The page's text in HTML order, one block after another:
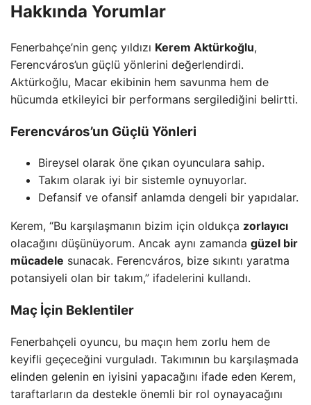
Hakkında Yorumlar
Fenerbahçe’nin genç yıldızı Kerem Aktürkoğlu,
Ferencváros’un güçlü yönlerini değerlendirdi.
Aktürkoğlu, Macar ekibinin hem savunma hem de
hücumda etkileyici bir performans sergilediğini belirtti.
Ferencváros’un Güçlü Yönleri
Bireysel olarak öne çıkan oyunculara sahip.
Takım olarak iyi bir sistemle oynuyorlar.
Defansif ve ofansif anlamda dengeli bir yapıdalar.
Kerem, “Bu karşılaşmanın bizim için oldukça zorlayıcı
olacağını düşünüyorum. Ancak aynı zamanda güzel bir
mücadele sunacak. Ferencváros, bize sıkıntı yaratma
potansiyeli olan bir takım,” ifadelerini kullandı.
Maç İçin Beklentiler
Fenerbahçeli oyuncu, bu maçın hem zorlu hem de
keyifli geçeceğini vurguladı. Takımının bu karşılaşmada
elinden gelenin en iyisini yapacağını ifade eden Kerem,
taraftarların da destekle önemli bir rol oynayacağını